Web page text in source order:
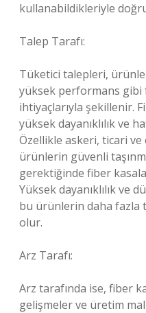
kullanabildikleriyle
Talep Tarafı:
Tüketici talepleri,
yüksek performans
ihtiyaçlarıyla şekillenir.
yüksek dayanıklılık ve
Özellikle askeri, ticari
ürünlerin güvenli
gerektiğinde fiber
Yüksek dayanıklılık ve
bu ürünlerin daha fazla
olur.
Arz Tarafı:
Arz tarafında ise, fiber
gelişmeler ve üretim